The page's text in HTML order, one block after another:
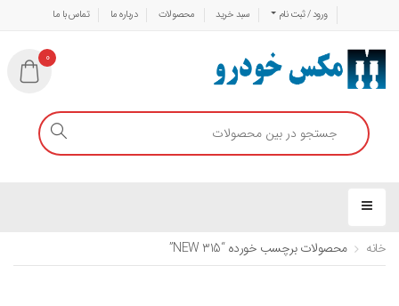
ورود / ثبت نام سبد خرید محصولات درباره ما تماس با ما
0
خانه محصولات برچسب خورده “315 NEW”